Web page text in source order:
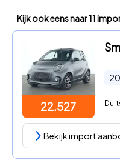
Kijk ook eens naar 11
22.527
Bekijk import